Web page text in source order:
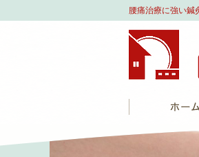
腰痛治療に強い鍼